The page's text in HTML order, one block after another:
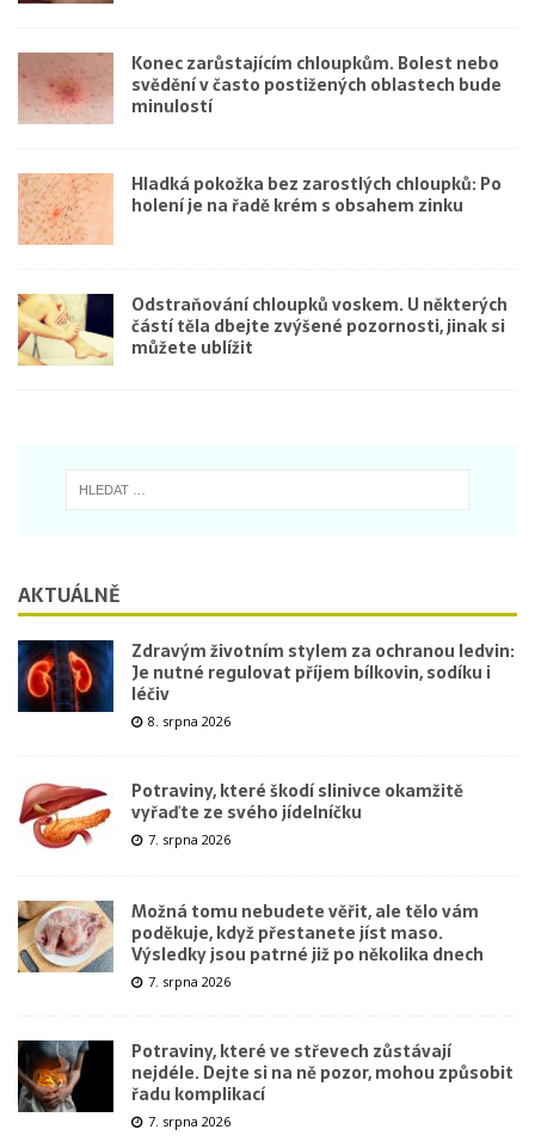
Konec zarůstajícím chloupkům. Bolest nebo
svědění v často postižených oblastech bude
minulostí
Hladká pokožka bez zarostlých chloupků: Po
holení je na řadě krém s obsahem zinku
Odstraňování chloupků voskem. U některých
částí těla dbejte zvýšené pozornosti, jinak si
můžete ublížit
AKTUÁLNĚ
Zdravým životním stylem za ochranou ledvin:
Je nutné regulovat příjem bílkovin, sodíku i
léčiv
8. srpna 2026
Potraviny, které škodí slinivce okamžitě
vyřaďte ze svého jídelníčku
7. srpna 2026
Možná tomu nebudete věřit, ale tělo vám
poděkuje, když přestanete jíst maso.
Výsledky jsou patrné již po několika dnech
7. srpna 2026
Potraviny, které ve střevech zůstávají
nejdéle. Dejte si na ně pozor, mohou způsobit
řadu komplikací
7. srpna 2026